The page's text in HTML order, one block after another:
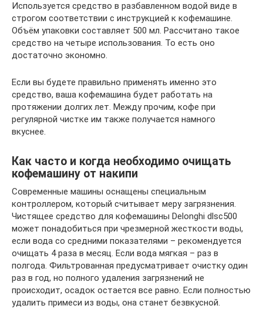
Используется средство в разбавленном водой виде в
строгом соответствии с инструкцией к кофемашине.
Объём упаковки составляет 500 мл. Рассчитано такое
средство на четыре использования. То есть оно
достаточно экономно.
Если вы будете правильно применять именно это
средство, ваша кофемашина будет работать на
протяжении долгих лет. Между прочим, кофе при
регулярной чистке им также получается намного
вкуснее.
Как часто и когда необходимо очищать
кофемашину от накипи
Современные машины оснащены специальным
контроллером, который считывает меру загрязнения.
Чистящее средство для кофемашины Delonghi dlsc500
может понадобиться при чрезмерной жесткости воды,
если вода со средними показателями – рекомендуется
очищать 4 раза в месяц. Если вода мягкая – раз в
полгода. Фильтрованная предусматривает очистку один
раз в год, но полного удаления загрязнений не
происходит, осадок остается все равно. Если полностью
удалить примеси из воды, она станет безвкусной.